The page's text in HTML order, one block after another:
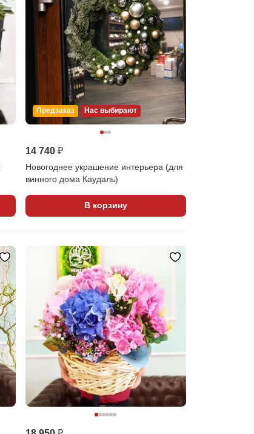
Предзаказ Нас выбирают
14 740 ₽
Новогоднее украшение интерьера (для
винного дома Каудаль)
В корзину